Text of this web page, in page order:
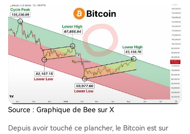
Source : Graphique de Bee sur X
Depuis avoir touché ce plancher, le Bitcoin est sur